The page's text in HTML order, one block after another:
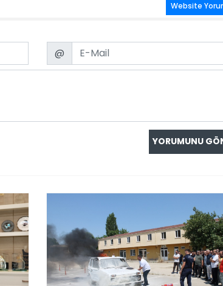
Website
Email
@